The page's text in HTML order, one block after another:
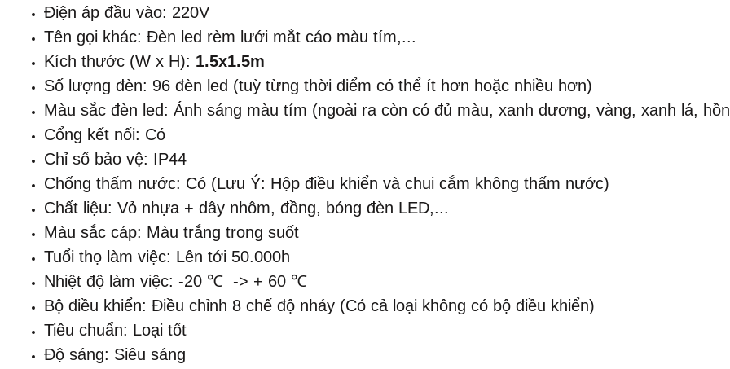
Điện áp đầu vào: 220V
Tên gọi khác: Đèn led rèm lưới mắt cáo màu tím,...
Kích thước (W x H): 1.5x1.5m
Số lượng đèn: 96 đèn led (tuỳ từng thời điểm có thể ít hơn hoặc nhiều hơn)
Màu sắc đèn led: Ánh sáng màu tím (ngoài ra còn có đủ màu, xanh dương, vàng, xanh lá,
Cổng kết nối: Có
Chỉ số bảo vệ: IP44
Chống thấm nước: Có (Lưu Ý: Hộp điều khiển và chui cắm không thấm nước)
Chất liệu: Vỏ nhựa + dây nhôm, đồng, bóng đèn LED,...
Màu sắc cáp: Màu trắng trong suốt
Tuổi thọ làm việc: Lên tới 50.000h
Nhiệt độ làm việc: -20 ℃ -> + 60 ℃
Bộ điều khiển: Điều chỉnh 8 chế độ nháy (Có cả loại không có bộ điều khiển)
Tiêu chuẩn: Loại tốt
Độ sáng: Siêu sáng